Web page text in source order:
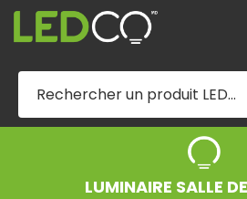
LUMINAIRE SALLE